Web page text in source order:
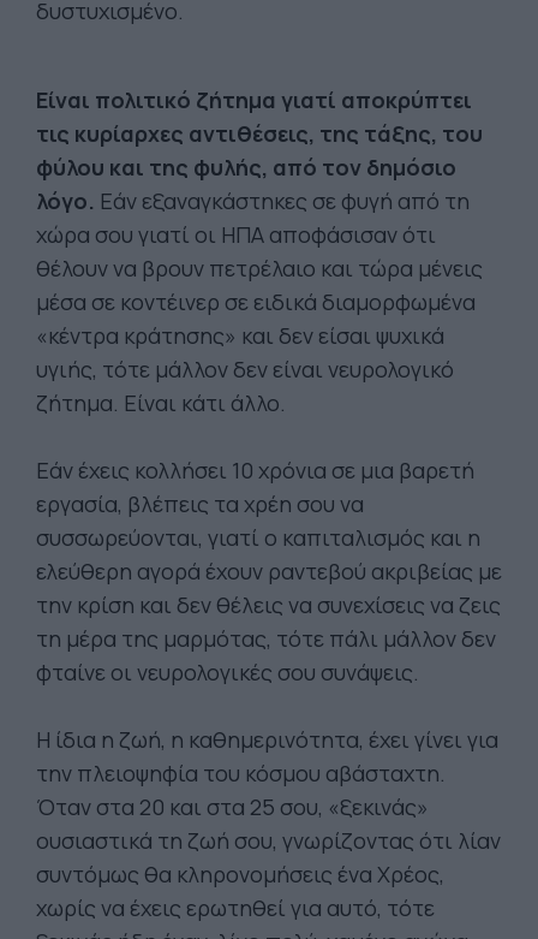
δυστυχισμένο.
Είναι πολιτικό ζήτημα γιατί αποκρύπτει
τις κυρίαρχες αντιθέσεις, της τάξης, του
φύλου και της φυλής, από τον δημόσιο
λόγο. Εάν εξαναγκάστηκες σε φυγή από τη
χώρα σου γιατί οι ΗΠΑ αποφάσισαν ότι
θέλουν να βρουν πετρέλαιο και τώρα μένεις
μέσα σε κοντέινερ σε ειδικά διαμορφωμένα
«κέντρα κράτησης» και δεν είσαι ψυχικά
υγιής, τότε μάλλον δεν είναι νευρολογικό
ζήτημα. Είναι κάτι άλλο.
Εάν έχεις κολλήσει 10 χρόνια σε μια βαρετή
εργασία, βλέπεις τα χρέη σου να
συσσωρεύονται, γιατί ο καπιταλισμός και η
ελεύθερη αγορά έχουν ραντεβού ακριβείας με
την κρίση και δεν θέλεις να συνεχίσεις να ζεις
τη μέρα της μαρμότας, τότε πάλι μάλλον δεν
φταίνε οι νευρολογικές σου συνάψεις.
Η ίδια η ζωή, η καθημερινότητα, έχει γίνει για
την πλειοψηφία του κόσμου αβάσταχτη.
Όταν στα 20 και στα 25 σου, «ξεκινάς»
ουσιαστικά τη ζωή σου, γνωρίζοντας ότι λίαν
συντόμως θα κληρονομήσεις ένα Χρέος,
χωρίς να έχεις ερωτηθεί για αυτό, τότε